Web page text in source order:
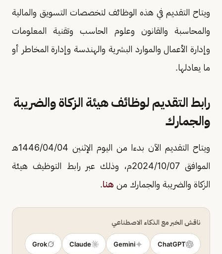
ويتاح التقديم في هذه الوظائف لتخصصات التسويق والمالية
والمحاسبة والقانون وعلوم الحاسب وتقنية المعلومات
وإدارة الأعمال والموارد البشرية والهندسة وإدارة المخاطر أو
ما يعادلها.
رابط التقديم لوظائف هيئة الزكاة والضريبة
والجمارك
ويتاح التقديم الآن بدءا من اليوم الإثنين 1446/04/04هـ
الموافق 2024/10/07م، وذلك عبر رابط التوظيف هيئة
الزكاة والضريبة والجمارك من هنا.
ناقش الخبر مع الذكاء الاصطناعي
ChatGPT
Gemini
Claude
Grok